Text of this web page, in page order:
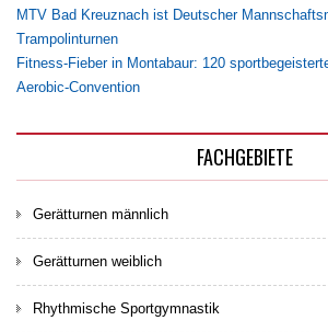
MTV Bad Kreuznach ist Deutscher
Trampolinturnen
Fitness-Fieber in Montabaur: 120
Aerobic-Convention
FACHGEBIETE
Gerätturnen männlich
Gerätturnen weiblich
Rhythmische Sportgymnastik